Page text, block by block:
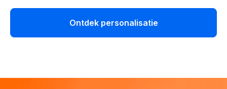
Ontdek personalisatie